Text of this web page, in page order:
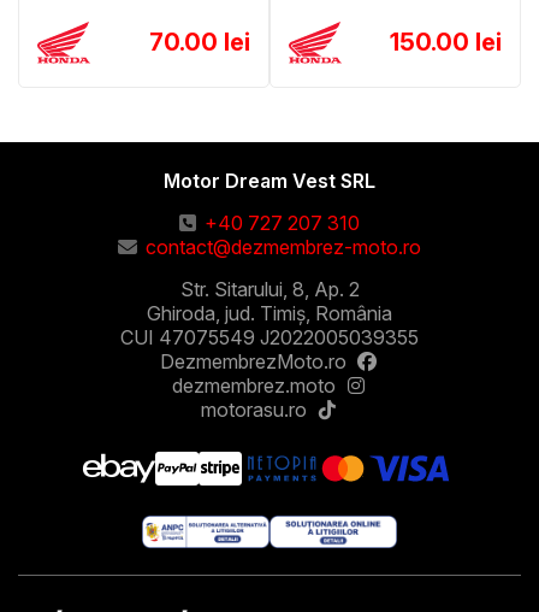
70.00 lei 150.00 lei
Motor Dream Vest SRL
+40 727 207 310
contact@dezmembrez-moto.ro
Str. Sitarului, 8, Ap. 2
Ghiroda, jud. Timiș, România
CUI 47075549 J2022005039355
DezmembrezMoto.ro
dezmembrez.moto
motorasu.ro